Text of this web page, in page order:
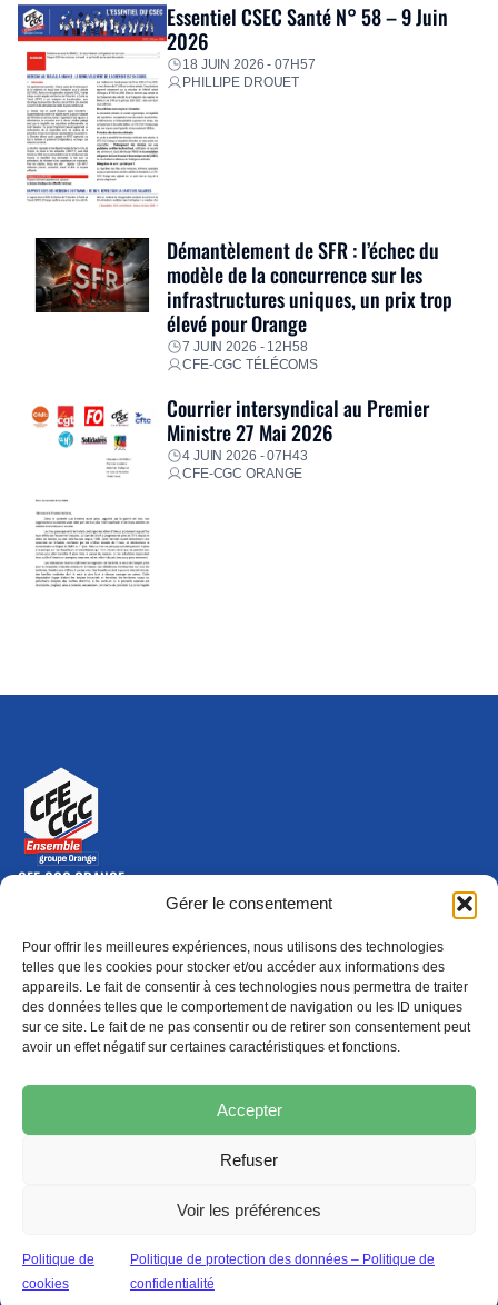
Gérer le consentement
Pour offrir les meilleures expériences, nous utilisons des technologies
telles que les cookies pour stocker et/ou accéder aux informations des
appareils. Le fait de consentir à ces technologies nous permettra de traiter
des données telles que le comportement de navigation ou les ID uniques
sur ce site. Le fait de ne pas consentir ou de retirer son consentement peut
avoir un effet négatif sur certaines caractéristiques et fonctions.
Accepter
Refuser
Voir les préférences
Politique de
cookies
Politique de protection des données – Politique de
confidentialité
Essentiel CSEC Santé N° 58 – 9 Juin
2026
18 JUIN 2026 - 07H57
PHILLIPE DROUET
Démantèlement de SFR : l’échec du
modèle de la concurrence sur les
infrastructures uniques, un prix trop
élevé pour Orange
7 JUIN 2026 - 12H58
CFE-CGC TÉLÉCOMS
Courrier intersyndical au Premier
Ministre 27 Mai 2026
4 JUIN 2026 - 07H43
CFE-CGC ORANGE
CFE-CGC ORANGE
10-12 rue Saint Amand, 75015 Paris Cedex 15
Nous contacter
01 46 79 28 74
S'ABONNER(NOUVELLE FENÊTRE)
ADHÉRER
Épargne
(nouvelle fenêtre) Formation
(nouvelle fenêtre)
POLITIQUE DE COOKIES